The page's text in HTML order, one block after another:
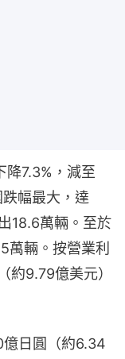
降7.3%，減至
幅最大，達
18.6萬輛。至於
萬輛。按營業利
約9.79億美元）
日圓（約6.34